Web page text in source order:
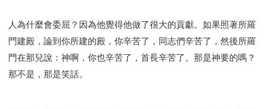
人為什麼會委屈？因為他覺得他做了很大的貢獻。如果照著所羅
門建殿，論到你所建的殿，你辛苦了，同志們辛苦了，然後所羅
門在那兒說：神啊，你也辛苦了，首長辛苦了。那是神要的嗎？
那不是，那是笑話。